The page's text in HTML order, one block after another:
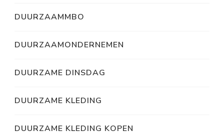
DUURZAAMMBO
DUURZAAMONDERNEMEN
DUURZAME DINSDAG
DUURZAME KLEDING
DUURZAME KLEDING KOPEN